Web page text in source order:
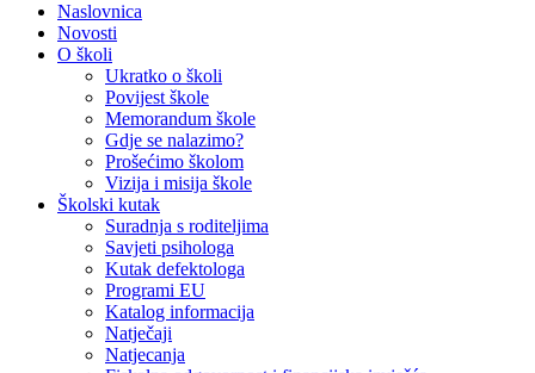
Naslovnica
Novosti
O školi
Ukratko o školi
Povijest škole
Memorandum škole
Gdje se nalazimo?
Prošećimo školom
Vizija i misija škole
Školski kutak
Suradnja s roditeljima
Savjeti psihologa
Kutak defektologa
Programi EU
Katalog informacija
Natječaji
Natjecanja